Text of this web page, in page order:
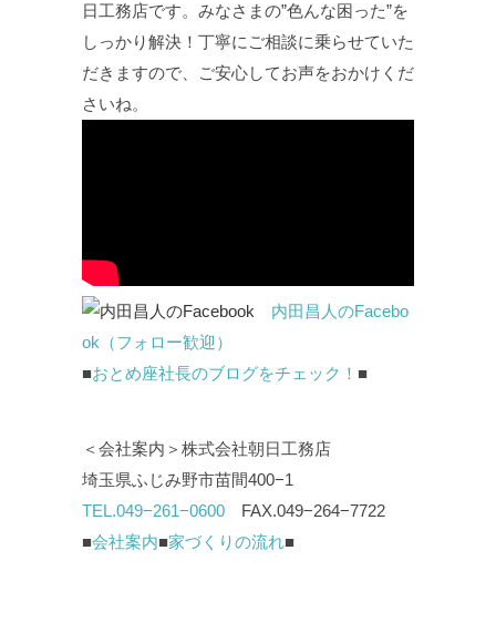
日工務店です。みなさまの”色んな困った”を
しっかり解決！丁寧にご相談に乗らせていた
だきますので、ご安心してお声をおかけくだ
さいね。
内田昌人のFacebo
ok（フォロー歓迎）
■おとめ座社長のブログをチェック！ ■
＜会社案内＞株式会社朝日工務店
埼玉県ふじみ野市苗間400−1
TEL.049−261−0600 FAX.049−264−7722
■会社案内■家づくりの流れ■